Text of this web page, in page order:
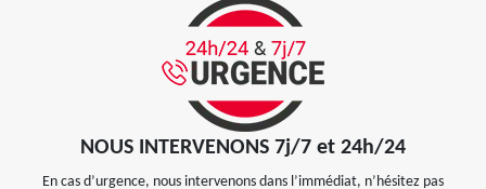
NOUS INTERVENONS 7j/7 et 24h/24
En cas d’urgence, nous intervenons dans l’immédiat, n’hésitez pas